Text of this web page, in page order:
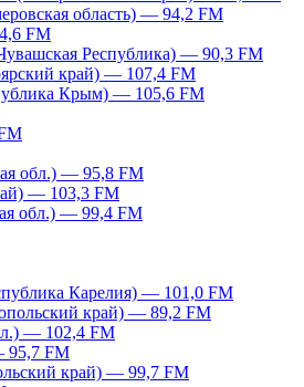
область) — 94,2 FM
FM
Республика) — 90,3 FM
край) — 107,4 FM
Крым) — 105,6 FM
обл.) — 95,8 FM
— 103,3 FM
обл.) — 99,4 FM
Карелия) — 101,0 FM
край) — 89,2 FM
— 102,4 FM
95,7 FM
край) — 99,7 FM